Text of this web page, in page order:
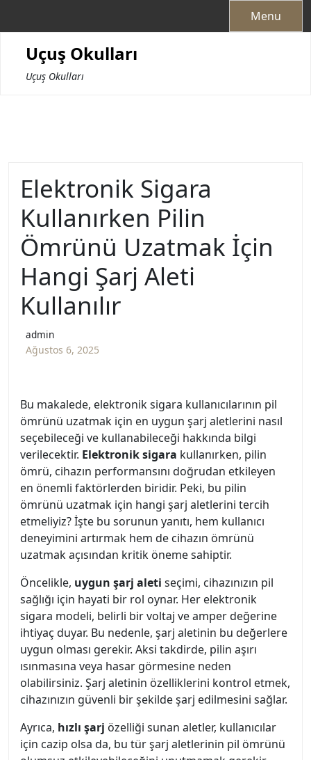
Menu
Uçuş Okulları
Uçuş Okulları
Elektronik Sigara
Kullanırken Pilin
Ömrünü Uzatmak İçin
Hangi Şarj Aleti
Kullanılır
admin
Ağustos 6, 2025
Bu makalede, elektronik sigara kullanıcılarının pil
ömrünü uzatmak için en uygun şarj aletlerini nasıl
seçebileceği ve kullanabileceği hakkında bilgi
verilecektir. Elektronik sigara kullanırken, pilin
ömrü, cihazın performansını doğrudan etkileyen
en önemli faktörlerden biridir. Peki, bu pilin
ömrünü uzatmak için hangi şarj aletlerini tercih
etmeliyiz? İşte bu sorunun yanıtı, hem kullanıcı
deneyimini artırmak hem de cihazın ömrünü
uzatmak açısından kritik öneme sahiptir.
Öncelikle, uygun şarj aleti seçimi, cihazınızın pil
sağlığı için hayati bir rol oynar. Her elektronik
sigara modeli, belirli bir voltaj ve amper değerine
ihtiyaç duyar. Bu nedenle, şarj aletinin bu değerlere
uygun olması gerekir. Aksi takdirde, pilin aşırı
ısınmasına veya hasar görmesine neden
olabilirsiniz. Şarj aletinin özelliklerini kontrol etmek,
cihazınızın güvenli bir şekilde şarj edilmesini sağlar.
Ayrıca, hızlı şarj özelliği sunan aletler, kullanıcılar
için cazip olsa da, bu tür şarj aletlerinin pil ömrünü